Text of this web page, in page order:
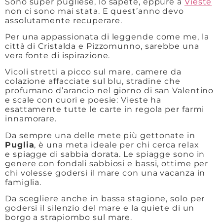
non ci sono mai stata. E quest’anno devo
assolutamente recuperare.
Per una appassionata di leggende come me, la
città di Cristalda e Pizzomunno, sarebbe una
vera fonte di ispirazione.
Vicoli stretti a picco sul mare, camere da
colazione affacciate sul blu, stradine che
profumano d’arancio nel giorno di san Valentino
e scale con cuori e poesie: Vieste ha
esattamente tutte le carte in regola per farmi
innamorare.
Da sempre una delle mete più gettonate in
Puglia, è una meta ideale per chi cerca relax
e spiagge di sabbia dorata. Le spiagge sono in
genere con fondali sabbiosi e bassi, ottime per
chi volesse godersi il mare con una vacanza in
famiglia.
Da scegliere anche in bassa stagione, solo per
godersi il silenzio del mare e la quiete di un
borgo a strapiombo sul mare.